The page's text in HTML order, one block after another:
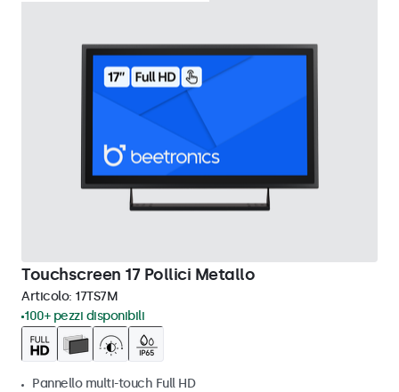
Touchscreen 17 Pollici Metallo
Articolo: 17TS7M
100+ pezzi disponibili
Pannello multi-touch Full HD